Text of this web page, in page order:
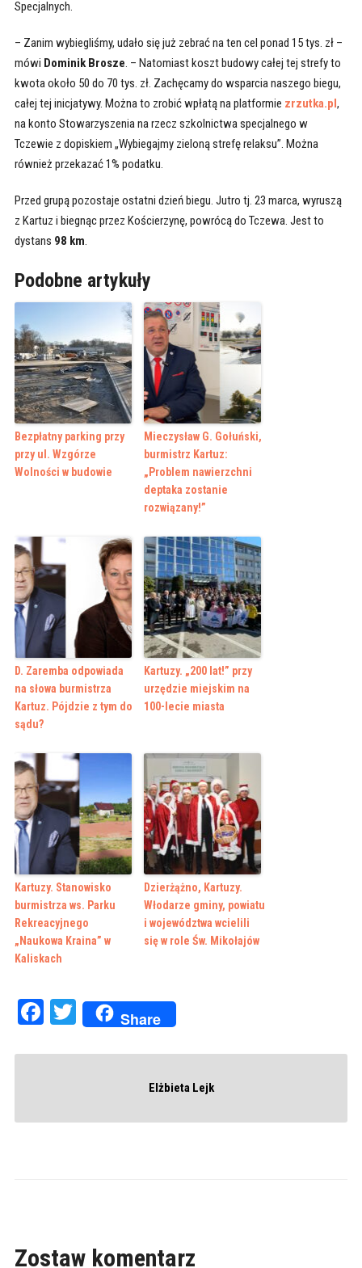
Specjalnych.
– Zanim wybiegliśmy, udało się już zebrać na ten cel ponad 15 tys. zł –
mówi Dominik Brosze. – Natomiast koszt budowy całej tej strefy to
kwota około 50 do 70 tys. zł. Zachęcamy do wsparcia naszego biegu,
całej tej inicjatywy. Można to zrobić wpłatą na platformie zrzutka.pl,
na konto Stowarzyszenia na rzecz szkolnictwa specjalnego w
Tczewie z dopiskiem „Wybiegajmy zieloną strefę relaksu”. Można
również przekazać 1% podatku.
Przed grupą pozostaje ostatni dzień biegu. Jutro tj. 23 marca, wyruszą
z Kartuz i biegnąc przez Kościerzynę, powrócą do Tczewa. Jest to
dystans 98 km.
Podobne artykuły
Bezpłatny parking przy
przy ul. Wzgórze
Wolności w budowie
Mieczysław G. Gołuński,
burmistrz Kartuz:
„Problem nawierzchni
deptaka zostanie
rozwiązany!”
D. Zaremba odpowiada
na słowa burmistrza
Kartuz. Pójdzie z tym do
sądu?
Kartuzy. „200 lat!” przy
urzędzie miejskim na
100-lecie miasta
Kartuzy. Stanowisko
burmistrza ws. Parku
Rekreacyjnego
„Naukowa Kraina” w
Kaliskach
Dzierżążno, Kartuzy.
Włodarze gminy, powiatu
i województwa wcielili
się w role Św. Mikołajów
Facebook
Twitter
Share
Elżbieta Lejk
Zostaw komentarz